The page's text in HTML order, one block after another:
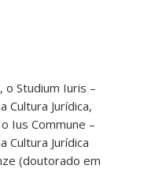
Studium Iuris –
Cultura Jurídica,
Ius Commune –
Cultura Jurídica
(doutorado em